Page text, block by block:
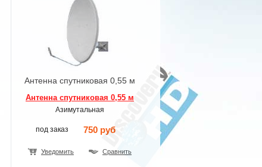
Антенна спутниковая 0,55 м
Антенна спутниковая 0,55 м
Азимутальная
под заказ 750 руб
Уведомить Сравнить